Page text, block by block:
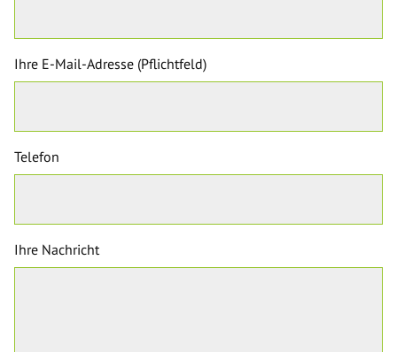
Ihre E-Mail-Adresse (Pflichtfeld)
Telefon
Ihre Nachricht